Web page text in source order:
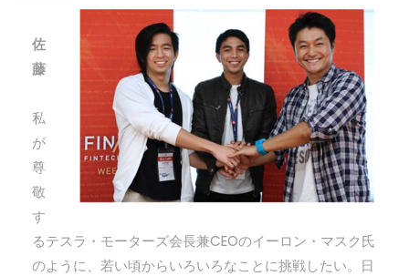
佐
藤
私
が
尊
敬
す
るテスラ・モーターズ会長兼CEOのイーロン・マスク氏
のように、若い頃からいろいろなことに挑戦したい。日